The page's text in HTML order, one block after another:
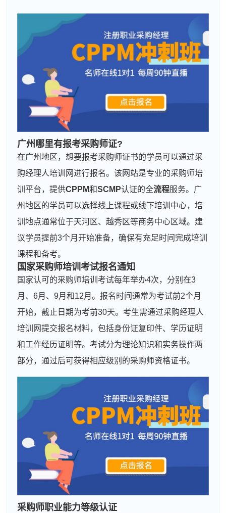
广州哪里有报考采购师证?
在广州地区，想要报考采购师证书的学员可以通过采
购经理人培训网进行报名。该网站是专业的采购师培
训平台，提供CPPM和SCMP认证的全流程服务。广
州地区的学员可以选择线上课程或线下培训中心，培
训地点通常位于天河区、越秀区等商务中心区域。建
议学员提前3个月开始准备，确保有充足时间完成培训
课程和备考。
国家采购师培训考试报名通知
国家认可的采购师培训考试每年举办4次，分别在3
月、6月、9月和12月。报名时间通常为考试前2个月
开始，截止日期为考前30天。考生需通过采购经理人
培训网提交报名材料，包括身份证复印件、学历证明
和工作经历证明等。考试分为理论知识和实务操作两
部分，通过后可获得相应级别的采购师资格证书。
采购师职业能力等级认证